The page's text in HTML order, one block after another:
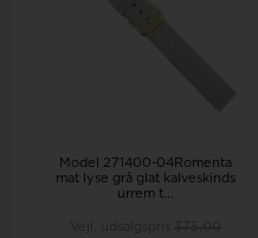
Model 271400-04Romenta
mat lyse grå glat kalveskinds
urrem t...